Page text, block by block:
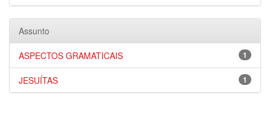
Assunto
1
ASPECTOS GRAMATICAIS
1
JESUÍTAS